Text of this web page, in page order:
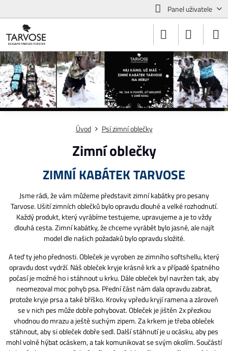
Panel uživatele
Úvod Psí zimní oblečky
Zimní oblečky
ZIMNÍ KABÁTEK TARVOSE
Jsme rádi, že vám můžeme představit zimní kabátky pro pesany
Tarvose. Ušití zimních oblečků bylo opravdu dlouhé a velké rozhodnutí.
Každý produkt, který vyrábíme testujeme, upravujeme a je to vždy
dlouhá cesta. Zimní kabátky, že chceme vyrábět bylo jasné, ale najít
model dle našich požadaků bylo opravdu složité.
A teď ty jeho přednosti. Obleček je vyroben ze zimního softshellu, který
opravdu dost vydrží. Náš obleček kryje krásně krk a v případě špatného
počasí je možné ho i stáhnout u krku. Dále obleček byl navržen tak, aby
neomezoval moc pohyb psa. Přední část nám dala opravdu zabrat,
protože kryje prsa a také bříško. Krovky vpředu kryjí ramena a zároveň
se v nich pes může dobře pohybovat. Obleček je jištěn 2x přezkou
vhodnou do mrazu a ještě suchým zipem. Za krkem je třeba obleček
stáhnout, aby si obleček dobře sedl. Další stáhnutí je u ocásku, aby pes
mohl volně hýbat ocáskem, a tak komunikovat se svým okolím. Součástí